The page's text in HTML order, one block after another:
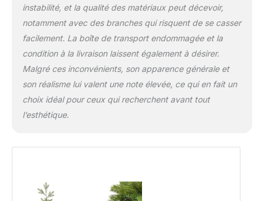
instabilité, et la qualité des matériaux peut décevoir,
notamment avec des branches qui risquent de se casser
facilement. La boîte de transport endommagée et la
condition à la livraison laissent également à désirer.
Malgré ces inconvénients, son apparence générale et
son réalisme lui valent une note élevée, ce qui en fait un
choix idéal pour ceux qui recherchent avant tout
l’esthétique.